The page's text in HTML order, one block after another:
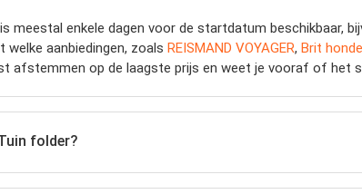
meestal enkele dagen voor de startdatum beschikbaar,
aanbiedingen, zoals REISMAND VOYAGER, Brit
afstemmen op de laagste prijs en weet je vooraf of het
folder?